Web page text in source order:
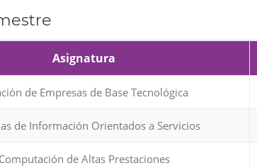
Asignatura
de Empresas de Base Tecnológica
de Información Orientados a Servicios
Computación de Altas Prestaciones